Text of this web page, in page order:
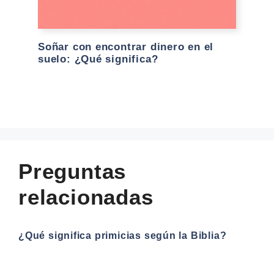
Soñar con encontrar dinero en el
suelo: ¿Qué significa?
Preguntas
relacionadas
¿Qué significa primicias según la Biblia?